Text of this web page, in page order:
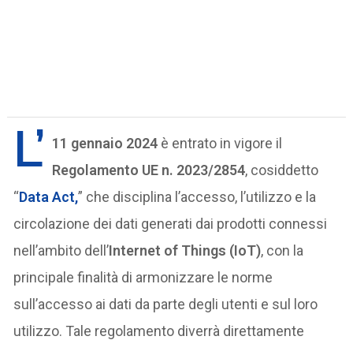
L’ 11 gennaio 2024 è entrato in vigore il
Regolamento UE n. 2023/2854, cosiddetto
“Data Act,” che disciplina l’accesso, l’utilizzo e la
circolazione dei dati generati dai prodotti connessi
nell’ambito dell’Internet of Things (IoT), con la
principale finalità di armonizzare le norme
sull’accesso ai dati da parte degli utenti e sul loro
utilizzo. Tale regolamento diverrà direttamente